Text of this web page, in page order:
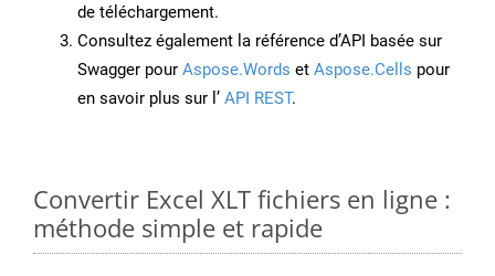
de téléchargement.
Consultez également la référence d’API basée sur
Swagger pour Aspose.Words et Aspose.Cells pour
en savoir plus sur l’ API REST.
Convertir Excel XLT fichiers en ligne :
méthode simple et rapide